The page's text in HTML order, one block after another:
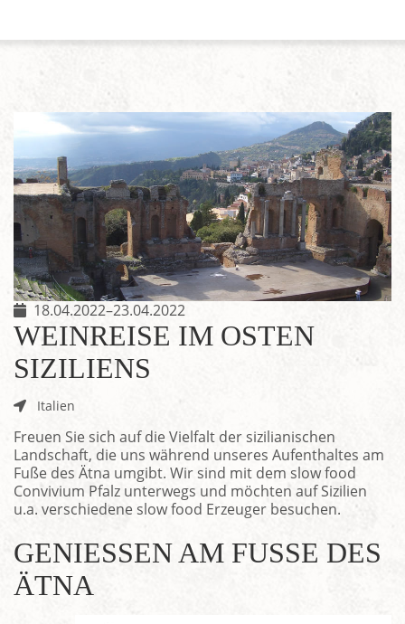
18.04.2022–23.04.2022
WEINREISE IM OSTEN
SIZILIENS
Italien
Freuen Sie sich auf die Vielfalt der sizilianischen
Landschaft, die uns während unseres Aufenthaltes am
Fuße des Ätna umgibt. Wir sind mit dem slow food
Convivium Pfalz unterwegs und möchten auf Sizilien
u.a. verschiedene slow food Erzeuger besuchen.
GENIESSEN AM FUSSE DES ÄT
NA